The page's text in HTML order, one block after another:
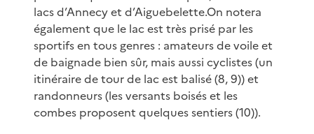
lacs d’Annecy et d’Aiguebelette.On notera
également que le lac est très prisé par les
sportifs en tous genres : amateurs de voile et
de baignade bien sûr, mais aussi cyclistes (un
itinéraire de tour de lac est balisé (8, 9)) et
randonneurs (les versants boisés et les
combes proposent quelques sentiers (10)).